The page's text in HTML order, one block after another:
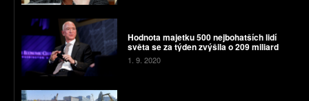
Hodnota majetku 500 nejbohatších lidí
světa se za týden zvýšila o 209 miliard
1. 9. 2020